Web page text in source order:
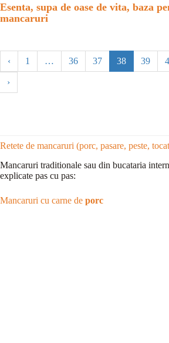
Esenta, supa de oase de vita, baza
mancaruri
‹ 1 … 36 37 38 39
›
Retete de mancaruri (porc, pasare, peste,
Mancaruri traditionale sau din bucataria
explicate pas cu pas:
Mancaruri cu carne de porc